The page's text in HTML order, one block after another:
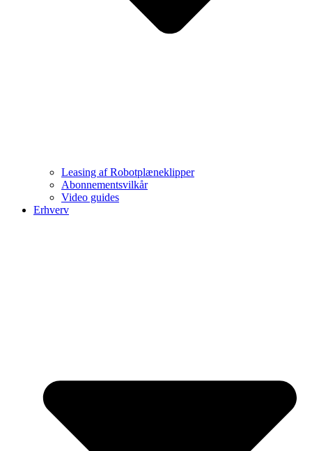
Leasing af Robotplæneklipper
Abonnementsvilkår
Video guides
Erhverv